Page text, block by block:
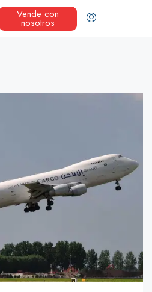
Vende con
nosotros